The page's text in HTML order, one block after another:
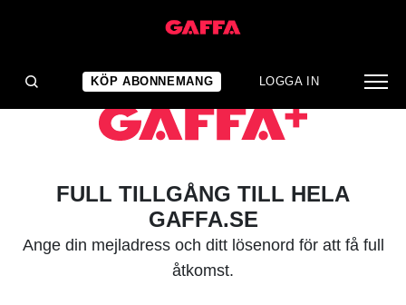
KÖP ABONNEMANG LOGGA IN
FULL TILLGÅNG TILL HELA
GAFFA.SE
Ange din mejladress och ditt lösenord för att få full
åtkomst.